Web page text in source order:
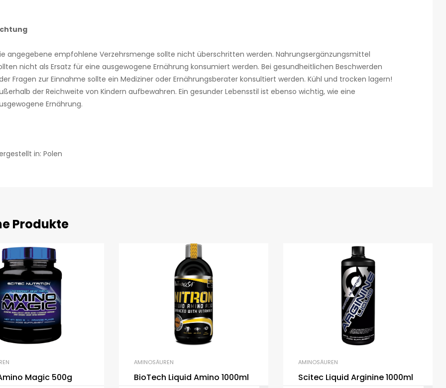
angegebene empfohlene Verzehrsmenge sollte nicht überschritten werden. Nahrungsergänzungsmittel
nicht als Ersatz für eine ausgewogene Ernährung konsumiert werden. Bei gesundheitlichen Beschwerden
Fragen zur Einnahme sollte ein Mediziner oder Ernährungsberater konsultiert werden. Kühl und trocken lagern!
der Reichweite von Kindern aufbewahren. Ein gesunder Lebensstil ist ebenso wichtig, wie eine
Ernährung.
in: Polen
Produkte
Magic 500g
AMINOSÄUREN
BioTech Liquid Amino 1000ml
AMINOSÄUREN
Scitec Liquid Arginine 1000ml